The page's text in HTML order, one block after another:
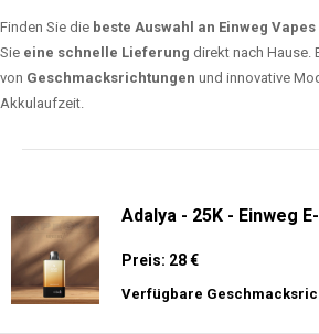
Finden Sie die beste Auswahl an Einweg Vapes
Sie eine schnelle Lieferung direkt nach Hause.
von Geschmacksrichtungen und innovative
Akkulaufzeit.
Adalya - 25K - Einweg
Preis: 28 €
Verfügbare